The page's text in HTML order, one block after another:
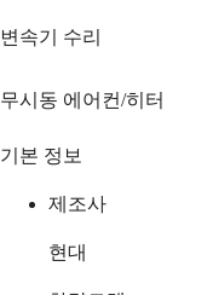
변속기 수리
무시동 에어컨/히터
기본 정보
제조사
현대